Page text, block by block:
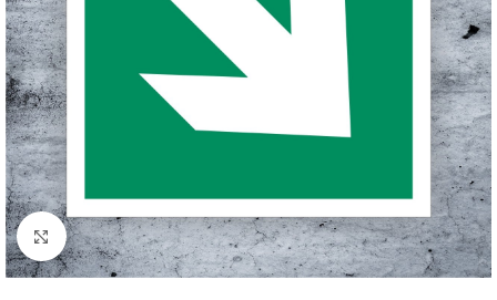
Klicken zum Vergrößern